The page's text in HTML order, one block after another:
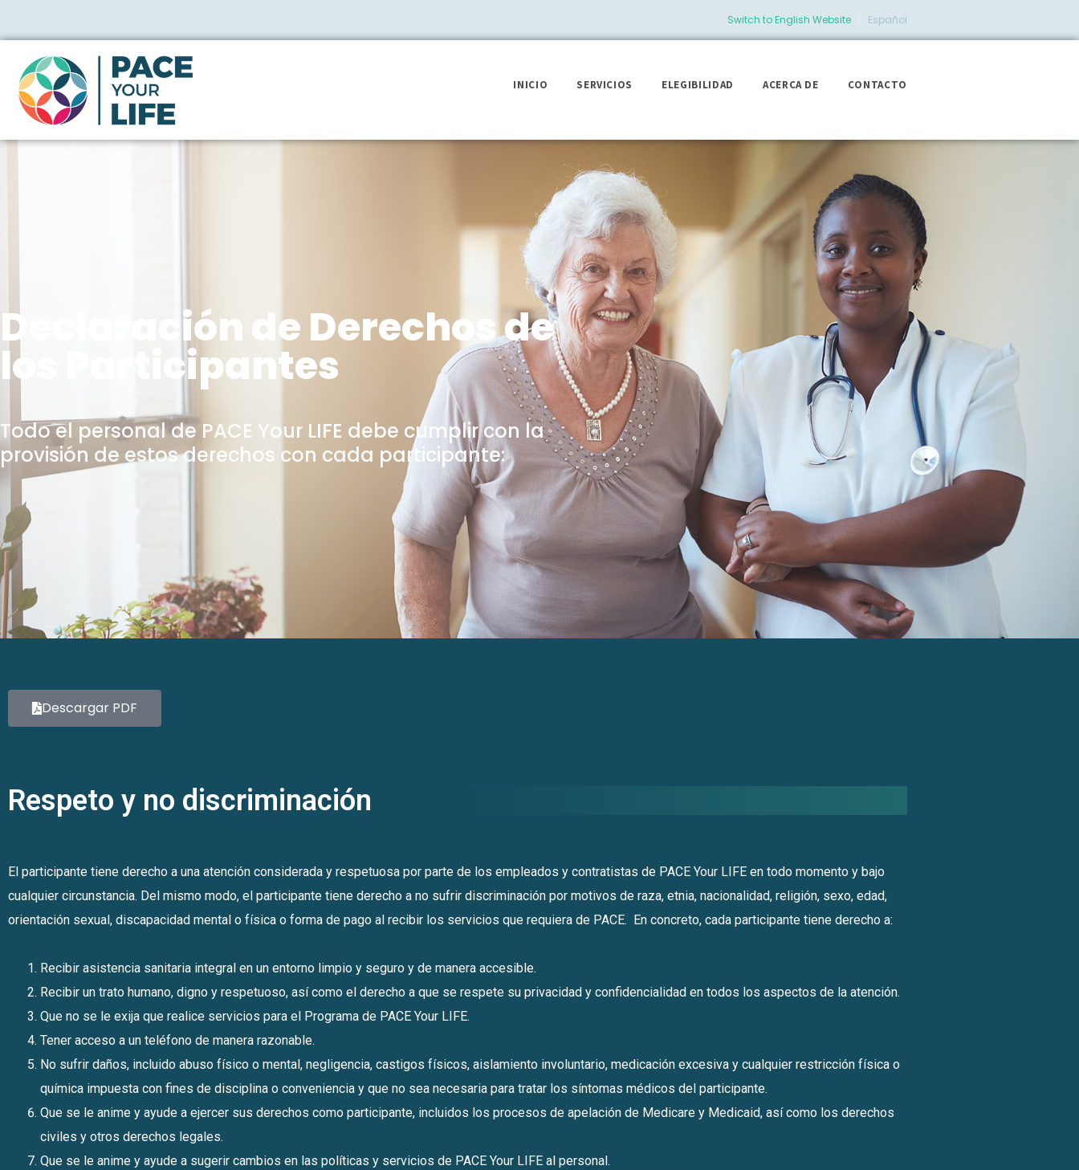
Switch to English Website Español
INICIO SERVICIOS ELEGIBILIDAD ACERCA DE CONTACTO
Declaración de Derechos de
los Participantes
Todo el personal de PACE Your LIFE debe cumplir con la
provisión de estos derechos con cada participante:
Descargar PDF
Respeto y no discriminación
El participante tiene derecho a una atención considerada y respetuosa por parte de los empleados y contratistas de PACE Your LIFE en todo momento y bajo
cualquier circunstancia. Del mismo modo, el participante tiene derecho a no sufrir discriminación por motivos de raza, etnia, nacionalidad, religión, sexo, edad,
orientación sexual, discapacidad mental o física o forma de pago al recibir los servicios que requiera de PACE. En concreto, cada participante tiene derecho a:
Recibir asistencia sanitaria integral en un entorno limpio y seguro y de manera accesible.
Recibir un trato humano, digno y respetuoso, así como el derecho a que se respete su privacidad y confidencialidad en todos los aspectos de la atención.
Que no se le exija que realice servicios para el Programa de PACE Your LIFE.
Tener acceso a un teléfono de manera razonable.
No sufrir daños, incluido abuso físico o mental, negligencia, castigos físicos, aislamiento involuntario, medicación excesiva y cualquier restricción física o
química impuesta con fines de disciplina o conveniencia y que no sea necesaria para tratar los síntomas médicos del participante.
Que se le anime y ayude a ejercer sus derechos como participante, incluidos los procesos de apelación de Medicare y Medicaid, así como los derechos
civiles y otros derechos legales.
Que se le anime y ayude a sugerir cambios en las políticas y servicios de PACE Your LIFE al personal.